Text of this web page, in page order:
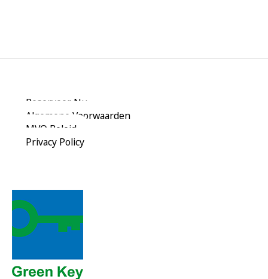
Reserveer Nu
Algemene Voorwaarden
MVO Beleid
Privacy Policy